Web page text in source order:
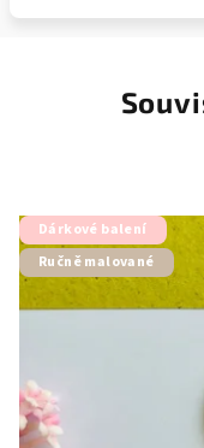
Dárkové balení
Ručně malované